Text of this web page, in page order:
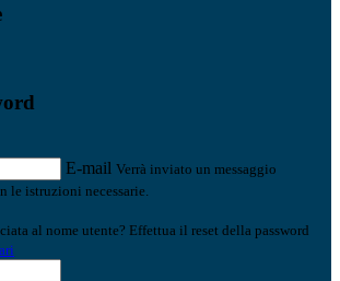
E-mail Verrà inviato un messaggio
istruzioni necessarie.
al nome utente? Effettua il reset della password